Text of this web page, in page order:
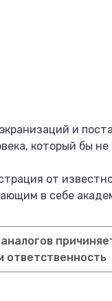
и
который бы не
от
в себе
ответственность